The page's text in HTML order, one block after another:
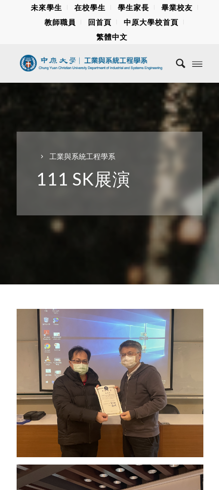
未來學生 在校學生 學生家長
畢業校友
教師職員
回首頁
中原大學校首頁
繁體中文
工業與系統工程學系
111 SK展演